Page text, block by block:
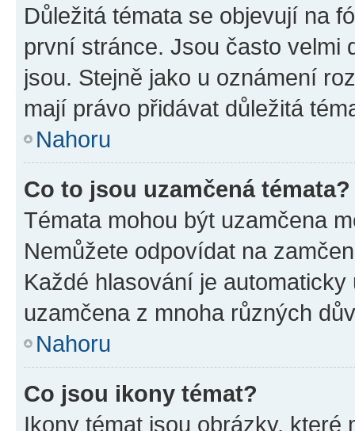
Důležitá témata se objevují na
první stránce. Jsou často velmi
jsou. Stejně jako u oznámení
mají právo přidávat důležitá
Nahoru
Co to jsou uzamčená témata?
Témata mohou být uzamčena
Nemůžete odpovídat na
Každé hlasování je
uzamčena z mnoha různých
Nahoru
Co jsou ikony témat?
Ikony témat jsou obrázky,